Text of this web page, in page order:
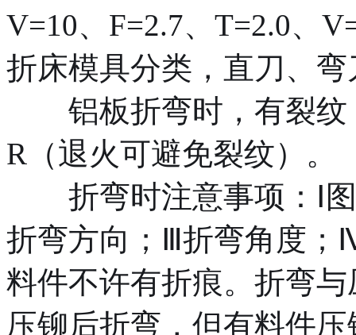
V=10、F=2.7、T=2.0、
折床模具分类，直刀、
铝板折弯时，有裂纹
R（退火可避免裂纹）。
折弯时注意事项：Ⅰ图
折弯方向；Ⅲ折弯角度
料件不许有折痕。折弯
压铆后折弯，但有料件